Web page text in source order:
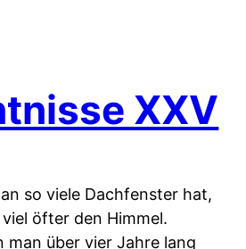
XXV
so viele Dachfenster hat,
öfter den Himmel.
man über vier Jahre lang